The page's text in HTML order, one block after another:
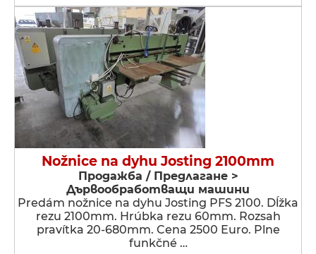
Nožnice na dyhu Josting 2100mm
Продажба / Предлагане >
Дървообработващи машини
Predám nožnice na dyhu Josting PFS 2100. Dĺžka
rezu 2100mm. Hrúbka rezu 60mm. Rozsah
pravítka 20-680mm. Cena 2500 Euro. Plne
funkčné …